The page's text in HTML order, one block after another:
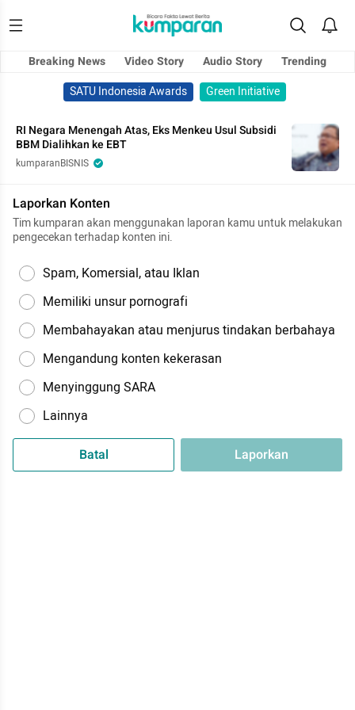
Breaking News Video Story Audio Story
Trending
SATU Indonesia Awards
Green Initiative
RI Negara Menengah Atas, Eks Menkeu Usul Subsidi
BBM Dialihkan ke EBT
kumparanBISNIS
Laporkan Konten
Tim kumparan akan menggunakan laporan kamu untuk melakukan
pengecekan terhadap konten ini.
Spam, Komersial, atau Iklan
Memiliki unsur pornografi
Membahayakan atau menjurus tindakan berbahaya
Mengandung konten kekerasan
Menyinggung SARA
Lainnya
Batal Laporkan